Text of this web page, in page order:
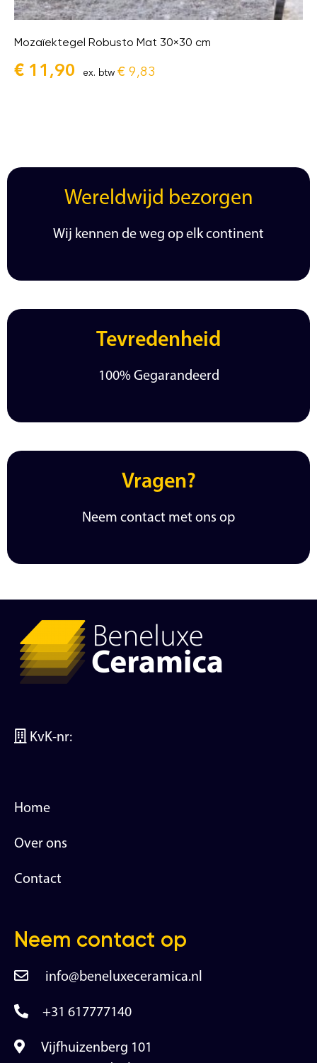
Mozaïektegel Robusto Mat 30×30 cm
€ 11,90 ex. btw € 9,83
Wereldwijd bezorgen
Wij kennen de weg op elk continent
Tevredenheid
100% Gegarandeerd
Vragen?
Neem contact met ons op
KvK-nr:
Home
Over ons
Contact
Neem contact op
info@beneluxeceramica.nl
+31 617777140
Vijfhuizenberg 101